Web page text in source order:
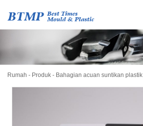
Rumah - Produk - Bahagian acuan suntikan plastik